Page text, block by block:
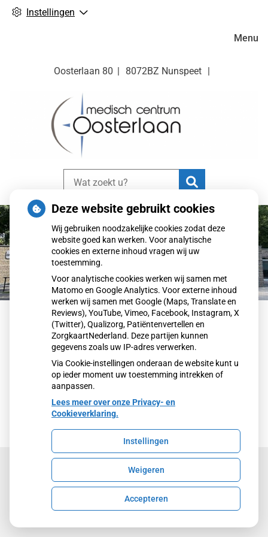
Instellingen
Oosterlaan 80 8072BZ Nunspeet
Zoeken
Menu
Patiëntenportaal
Uw Zorg online app
Uw Zorg Online|Beheer
Privacy verklaring Cookie-instellingen Voorwaarden
Deze website gebruikt cookies
Wij gebruiken noodzakelijke cookies zodat deze
website goed kan werken. Voor analytische
cookies en externe inhoud vragen wij uw
toestemming.
Voor analytische cookies werken wij samen met
Matomo en Google Analytics. Voor externe inhoud
werken wij samen met Google (Maps, Translate en
Reviews), YouTube, Vimeo, Facebook, Instagram, X
(Twitter), Qualizorg, Patiëntenvertellen en
ZorgkaartNederland. Deze partijen kunnen
gegevens zoals uw IP-adres verwerken.
Via Cookie-instellingen onderaan de website kunt u
op ieder moment uw toestemming intrekken of
aanpassen.
Lees meer over onze Privacy- en
Cookieverklaring.
Instellingen
Weigeren
Accepteren